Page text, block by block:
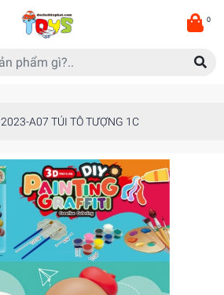
0
2023-A07 TÚI TÔ TƯỢNG 1C